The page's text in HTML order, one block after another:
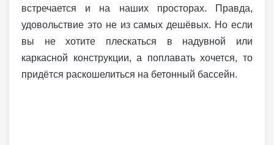
встречается и на наших просторах. Правда,
удовольствие это не из самых дешёвых. Но если
вы не хотите плескаться в надувной или
каркасной конструкции, а поплавать хочется, то
придётся раскошелиться на бетонный бассейн.